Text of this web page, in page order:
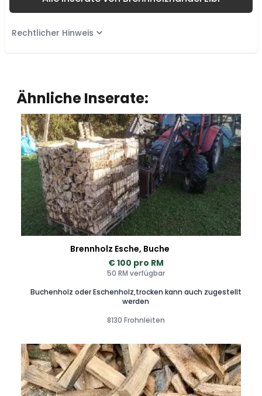
Rechtlicher Hinweis
Ähnliche Inserate:
Brennholz Esche, Buche
€ 100 pro RM
50 RM verfügbar
Buchenholz oder Eschenholz,trocken kann auch zugestellt
werden
8130 Frohnleiten